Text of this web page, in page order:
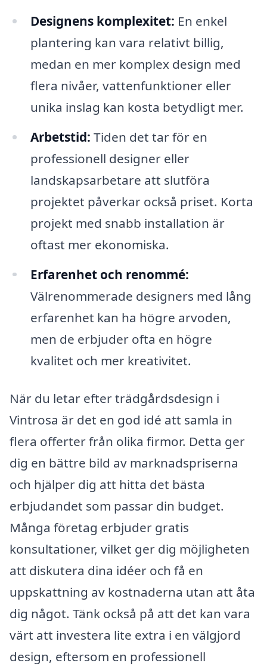
Designens komplexitet: En enkel
plantering kan vara relativt billig,
medan en mer komplex design med
flera nivåer, vattenfunktioner eller
unika inslag kan kosta betydligt mer.
Arbetstid: Tiden det tar för en
professionell designer eller
landskapsarbetare att slutföra
projektet påverkar också priset. Korta
projekt med snabb installation är
oftast mer ekonomiska.
Erfarenhet och renommé:
Välrenommerade designers med lång
erfarenhet kan ha högre arvoden,
men de erbjuder ofta en högre
kvalitet och mer kreativitet.
När du letar efter trädgårdsdesign i
Vintrosa är det en god idé att samla in
flera offerter från olika firmor. Detta ger
dig en bättre bild av marknadspriserna
och hjälper dig att hitta det bästa
erbjudandet som passar din budget.
Många företag erbjuder gratis
konsultationer, vilket ger dig möjligheten
att diskutera dina idéer och få en
uppskattning av kostnaderna utan att åta
dig något. Tänk också på att det kan vara
värt att investera lite extra i en välgjord
design, eftersom en professionell